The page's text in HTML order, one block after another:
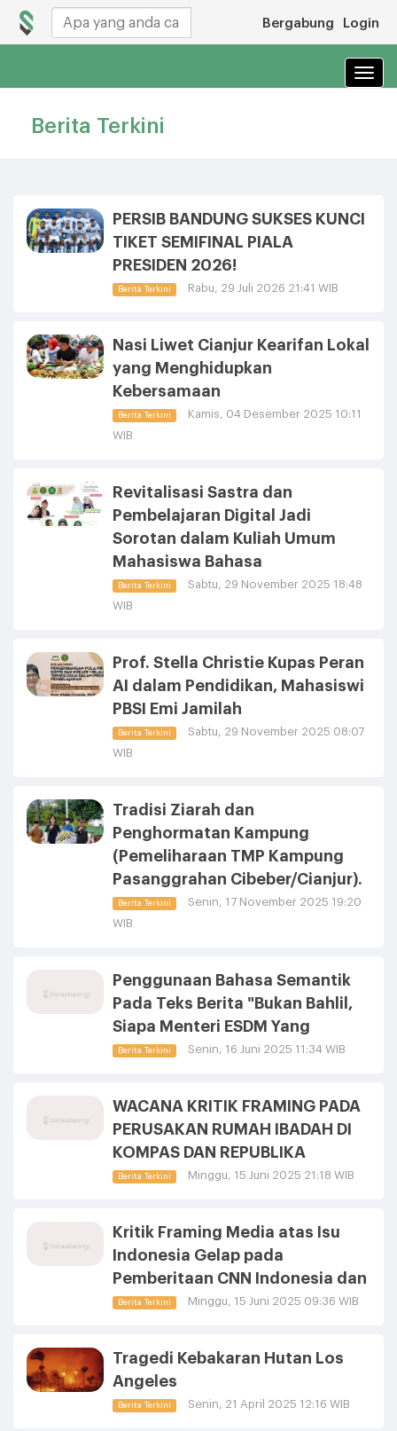
Login
Bergabung
Berita Terkini
PERSIB BANDUNG SUKSES KUNCI
TIKET SEMIFINAL PIALA
PRESIDEN 2026!
Berita Terkini Rabu, 29 Juli 2026 21:41 WIB
Nasi Liwet Cianjur Kearifan Lokal
yang Menghidupkan
Kebersamaan
Berita Terkini
Kamis, 04 Desember 2025 10:11
WIB
Revitalisasi Sastra dan
Pembelajaran Digital Jadi
Sorotan dalam Kuliah Umum
Mahasiswa Bahasa
Berita Terkini
Sabtu, 29 November 2025 18:48
WIB
Prof. Stella Christie Kupas Peran
AI dalam Pendidikan, Mahasiswi
PBSI Emi Jamilah
Berita Terkini
Sabtu, 29 November 2025 08:07
WIB
Tradisi Ziarah dan
Penghormatan Kampung
(Pemeliharaan TMP Kampung
Pasanggrahan Cibeber/Cianjur).
Berita Terkini
Senin, 17 November 2025 19:20
WIB
Penggunaan Bahasa Semantik
Pada Teks Berita "Bukan Bahlil,
Siapa Menteri ESDM Yang
Berita Terkini Senin, 16 Juni 2025 11:34 WIB
WACANA KRITIK FRAMING PADA
PERUSAKAN RUMAH IBADAH DI
KOMPAS DAN REPUBLIKA
Berita Terkini Minggu, 15 Juni 2025 21:18 WIB
Kritik Framing Media atas Isu
Indonesia Gelap pada
Pemberitaan CNN Indonesia dan
Berita Terkini Minggu, 15 Juni 2025 09:36 WIB
Tragedi Kebakaran Hutan Los
Angeles
Berita Terkini Senin, 21 April 2025 12:16 WIB